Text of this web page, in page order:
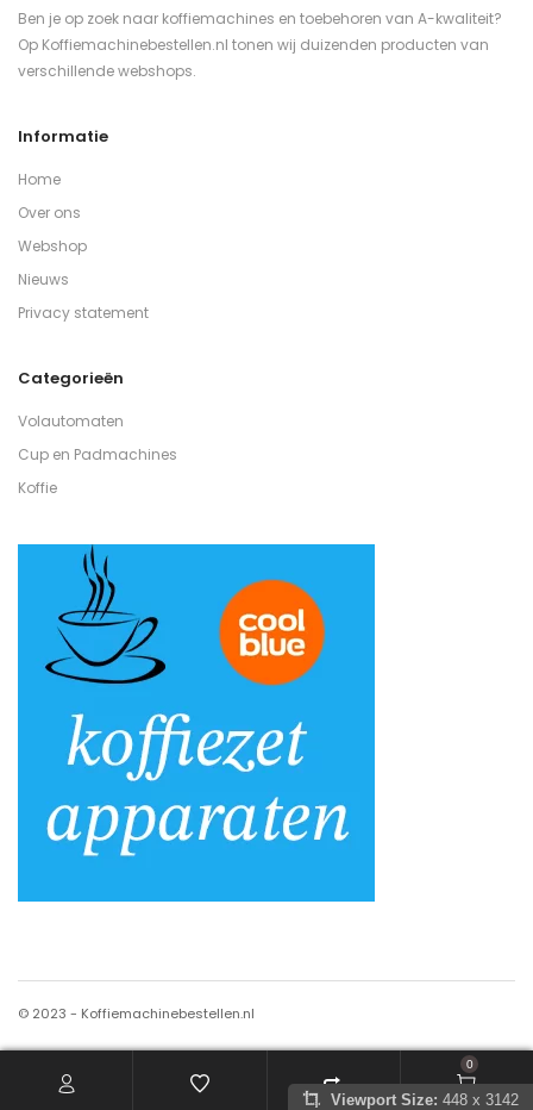
Ben je op zoek naar koffiemachines en toebehoren van A-kwaliteit?
Op Koffiemachinebestellen.nl tonen wij duizenden producten van
verschillende webshops.
Informatie
Home
Over ons
Webshop
Nieuws
Privacy statement
Categorieën
Volautomaten
Cup en Padmachines
Koffie
© 2023 - Koffiemachinebestellen.nl
0
Viewport Size: 448 x 3142